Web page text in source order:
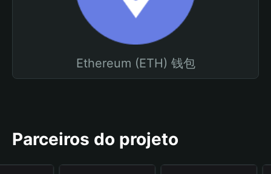
Ethereum (ETH) 钱包
Parceiros do projeto